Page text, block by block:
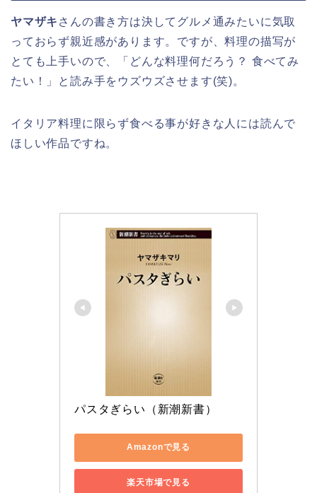
ヤマザキ さんの書き方は決してグルメ通みたいに気取
っておらず親近感があります。ですが、料理の描写が
とても上手いので、「どんな料理何だろう？ 食べてみ
たい！」と読み手をウズウズさせます(笑)。
イタリア料理に限らず食べる事が好きな人には読んで
ほしい作品ですね。
パスタぎらい（新潮新書）
Amazonで見る
楽天市場で見る